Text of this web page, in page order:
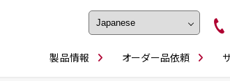
製品情報 オーダー品依頼
フェイス・ショルダーシリーズ 磨き